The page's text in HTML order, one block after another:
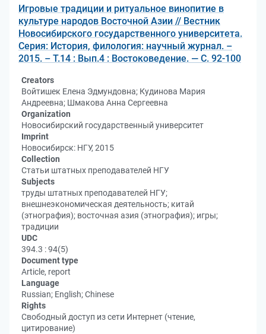
Игровые традиции и ритуальное винопитие в
культуре народов Восточной Азии // Вестник
Новосибирского государственного университета.
Серия: История, филология: научный журнал. –
2015. – Т.14 : Вып.4 : Востоковедение. — С. 92-100
Creators
Войтишек Елена Эдмундовна; Кудинова Мария
Андреевна; Шмакова Анна Сергеевна
Organization
Новосибирский государственный университет
Imprint
Новосибирск: НГУ, 2015
Collection
Статьи штатных преподавателей НГУ
Subjects
труды штатных преподавателей НГУ;
внешнеэкономическая деятельность; китай
(этнография); восточная азия (этнография); игры;
традиции
UDC
394.3 : 94(5)
Document type
Article, report
Language
Russian; English; Chinese
Rights
Свободный доступ из сети Интернет (чтение,
цитирование)